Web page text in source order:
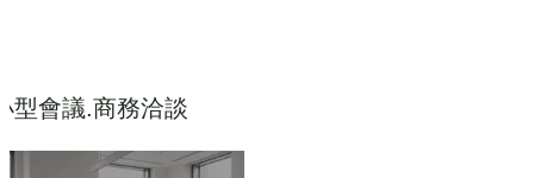
型會議.商務洽談